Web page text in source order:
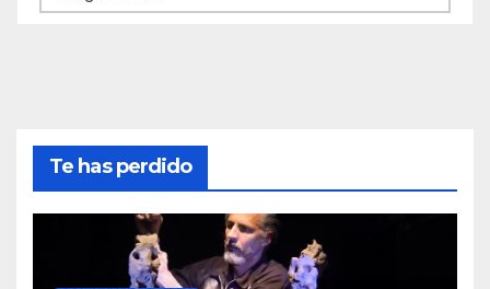
Te has perdido